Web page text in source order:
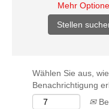
Mehr
Wählen Sie aus,
Benachrichtigung